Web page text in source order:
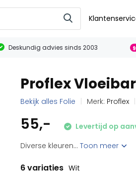
Deskundig advies sinds 2003
Proflex
Bekijk alles Folie Merk: Proflex
55,-
Levertijd op
Diverse kleuren...Toon meer
6 variaties Wit